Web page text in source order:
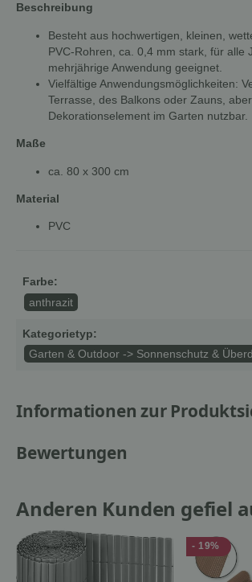
Beschreibung
Besteht aus hochwertigen, kleinen,
PVC-Rohren, ca. 0,4 mm stark, für alle
mehrjährige Anwendung geeignet.
Vielfältige Anwendungsmöglichkeiten:
Terrasse, des Balkons oder Zauns,
Dekorationselement im Garten nutzbar.
Maße
ca. 80 x 300 cm
Material
PVC
Farbe:
anthrazit
Kategorietyp:
Garten & Outdoor -> Sonnenschutz &
Informationen zur
Bewertungen
Anderen Kunden gefiel
- 19%